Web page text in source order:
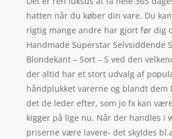
hatten når du køber din vare. Du
rigtig mange andre har gjort før dig
Handmade Superstar Selvsiddende
Blondekant – Sort – S ved den
der altid har et stort udvalg af
håndplukket varerne og blandt dem
det de leder efter, som jo fx kan
kigger på lige nu. Når der handles i
priserne være lavere- det skyldes